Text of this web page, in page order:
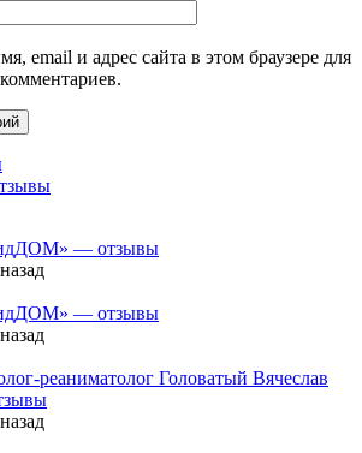
email и адрес сайта в этом браузере для
— отзывы
— отзывы
реаниматолог Головатый Вячеслав